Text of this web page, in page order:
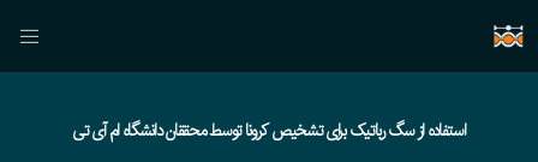
استفاده از سگ رباتیک برای تشخیص کرونا توسط محققان دانشگاه ام آی تی